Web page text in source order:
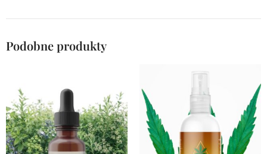
Podobne produkty